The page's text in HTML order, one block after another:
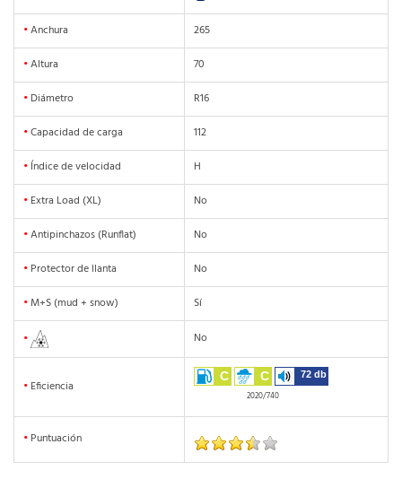
•Anchura
265
•Altura
70
• Diámetro
R16
•Capacidad de carga
112
• Índice de velocidad
H
• Extra Load (XL)
No
•Antipinchazos (Runflat)
No
• Protector de llanta
No
• M+S (mud + snow) Sí
• No
• Eficiencia
C C 72 db
2020/740
• Puntuación